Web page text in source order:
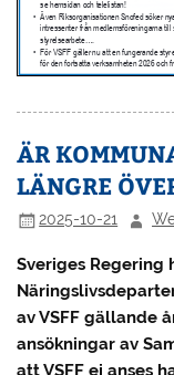
ÄR
LÄNGRE
2025-10-21
Sveriges Regering
av VSFF gällande
ansökningar av
att VSFF ej anses